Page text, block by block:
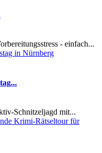
- einfach...
Schnitzeljagd mit...